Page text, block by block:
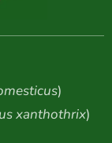
)
xanthothrix)